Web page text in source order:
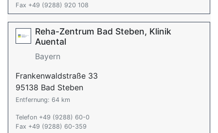
Fax +49 (9288) 920 108
Reha-Zentrum Bad Steben, Klinik
Auental
Bayern
Frankenwaldstraße 33
95138 Bad Steben
Entfernung: 64 km
Telefon +49 (9288) 60-0
Fax +49 (9288) 60-359